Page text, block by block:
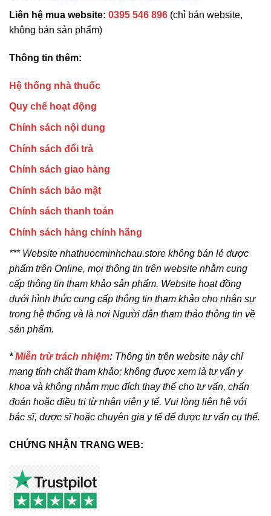
Liên hệ mua website: 0395 546 896 (chỉ bán website,
không bán sản phẩm)
Thông tin thêm:
Hệ thống nhà thuốc
Quy chế hoạt động
Chính sách nội dung
Chính sách đổi trả
Chính sách giao hàng
Chính sách bảo mật
Chính sách thanh toán
Chính sách hàng chính hãng
*** Website nhathuocminhchau.store không bán lẻ dược
phẩm trên Online, mọi thông tin trên website nhằm cung
cấp thông tin tham khảo sản phẩm. Website hoạt đồng
dưới hình thức cung cấp thông tin tham khảo cho nhân sự
trong hệ thống và là nơi Người dân tham thảo thông tin về
sản phẩm.
*Miễn trừ trách nhiệm: Thông tin trên website này chỉ
mang tính chất tham khảo; không được xem là tư vấn y
khoa và không nhằm mục đích thay thế cho tư vấn, chẩn
đoán hoặc điều trị từ nhân viên y tế. Vui lòng liên hệ với
bác sĩ, dược sĩ hoặc chuyên gia y tế để được tư vấn cụ thể.
CHỨNG NHẬN TRANG WEB: